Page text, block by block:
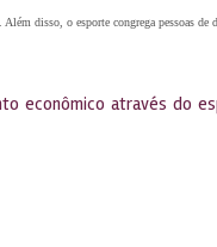
disso, o esporte congrega pessoas
econômico através do